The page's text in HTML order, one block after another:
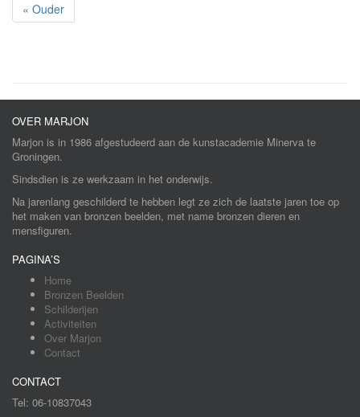
« Ouder
OVER MARJON
Marjon is in 1986 afgestudeerd aan de kunstacademie Minerva te
Groningen.
Sindsdien is ze werkzaam in het onderwijs.
Na jarenlang geschilderd te hebben legt ze zich de laatste jaren toe op
het maken van bronzen beelden, met name bronzen dieren en
mensfiguren.
PAGINA’S
Home
Bronzen Beelden
Schilderijen
Activiteiten
Over Marjon
Contact
CONTACT
Tel: 06-10837043